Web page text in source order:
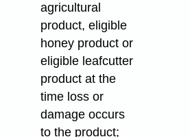
agricultural
product, eligible
honey product or
eligible leafcutter
product at the
time loss or
damage occurs
to the product;